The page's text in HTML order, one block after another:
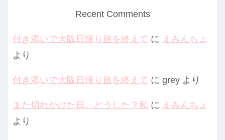
Recent Comments
付き添いで大阪日帰り旅を終えて に えみんちょ
より
付き添いで大阪日帰り旅を終えて に grey より
また切れかけた日。どうした？私 に えみんちょ
より